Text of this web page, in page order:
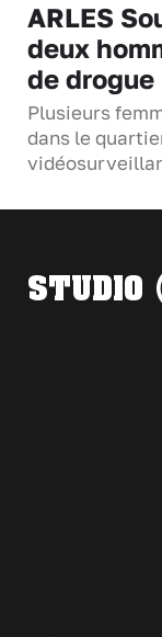
ARLES
deux
de drogue
Plusieurs
dans le
STUDIO